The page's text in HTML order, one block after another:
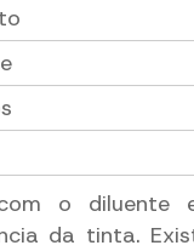
o diluente
da tinta.